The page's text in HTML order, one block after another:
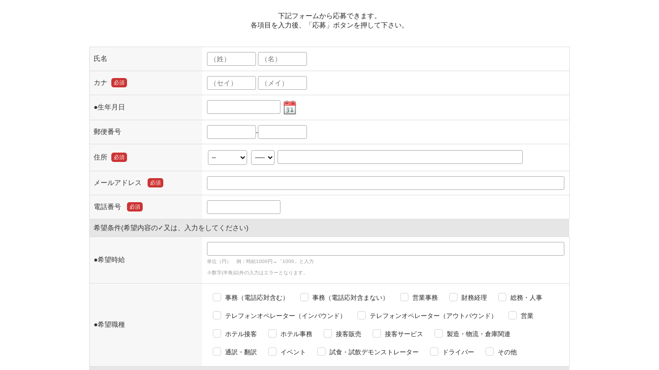
下記フォームから応募できます。
各項目を入力後、「応募」ボタンを押して下さい。
氏名
カナ 必須
●生年月日
郵便番号 -
住所 必須
メールアドレス 必須
電話番号 必須
希望条件(希望内容の✓又は、入力をしてください)
●希望時給 単位（円）　例：時給1000円→「1000」と入力
※数字(半角)以外の入力はエラーとなります。
●希望職種
事務（電話応対含む） 事務（電話応対含まない） 営業事務 財務経理 総務・人事
テレフォンオペレーター（インバウンド） テレフォンオペレーター（アウトバウンド） 営業
ホテル接客 ホテル事務 接客販売 接客サービス 製造・物流・倉庫関連
通訳・翻訳 イベント 試食・試飲デモンストレーター ドライバー その他